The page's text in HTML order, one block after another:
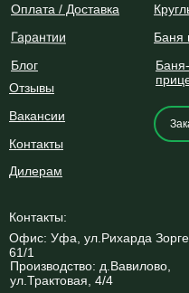
Вакансии
Оплата / Доставка
Гарантии
Контакты
Дилерам
Блог
Отзывы
Баня
Контакты:
Офис: Уфа, ул.Рихарда Зорге,
61/1
Производство: д.Вавилово,
ул.Трактовая, 4/4